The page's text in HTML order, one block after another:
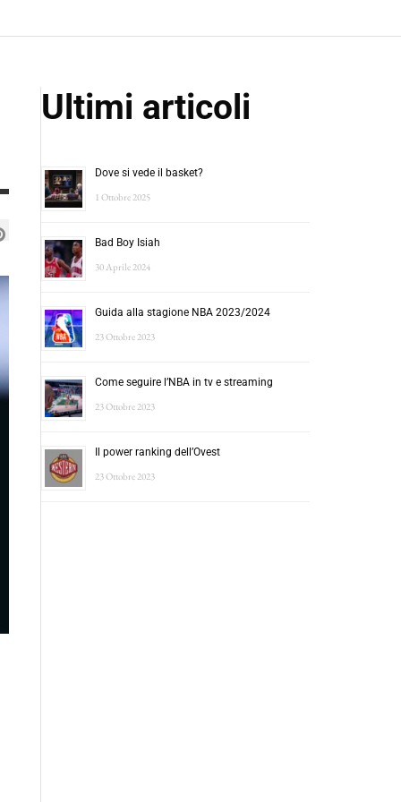
Ultimi articoli
Dove si vede il basket?
1 Ottobre 2025
Bad Boy Isiah
30 Aprile 2024
Guida alla stagione NBA 2023/2024
23 Ottobre 2023
Come seguire l’NBA in tv e streaming
23 Ottobre 2023
Il power ranking dell’Ovest
23 Ottobre 2023